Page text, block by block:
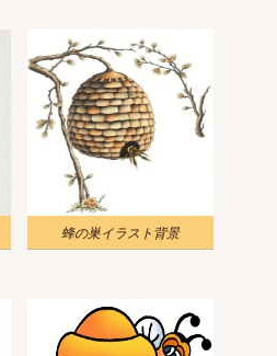
蜂の巣イラスト背景